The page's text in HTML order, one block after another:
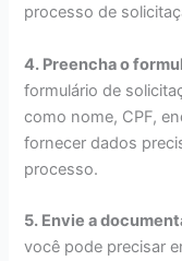
processo de
4. Preencha o
formulário de
como nome, CPF,
fornecer dados
processo.
5. Envie a
você pode precisar